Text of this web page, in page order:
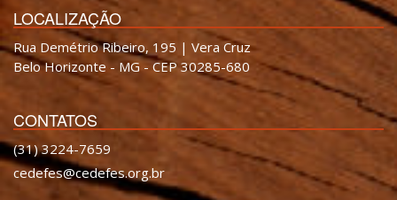
LOCALIZAÇÃO
Rua Demétrio Ribeiro, 195 | Vera Cruz
Belo Horizonte - MG - CEP 30285-680
CONTATOS
(31) 3224-7659
cedefes@cedefes.org.br